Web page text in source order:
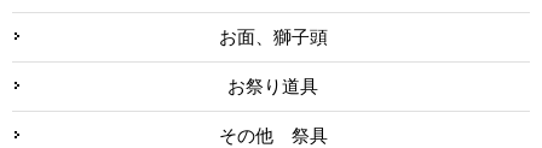
お面、獅子頭
お祭り道具
その他 祭具